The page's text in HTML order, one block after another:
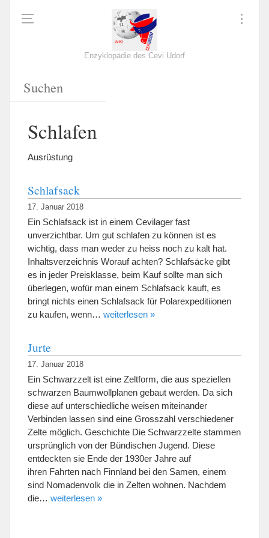
Enzyklopädie des Cevi Udorf
Schlafen
Ausrüstung
Schlafsack
17. Januar 2018
Ein Schlafsack ist in einem Cevilager fast
unverzichtbar. Um gut schlafen zu können ist es
wichtig, dass man weder zu heiss noch zu kalt hat.
Inhaltsverzeichnis Worauf achten? Schlafsäcke gibt
es in jeder Preisklasse, beim Kauf sollte man sich
überlegen, wofür man einem Schlafsack kauft, es
bringt nichts einen Schlafsack für Polarexpeditiionen
zu kaufen, wenn… weiterlesen »
Jurte
17. Januar 2018
Ein Schwarzzelt ist eine Zeltform, die aus speziellen
schwarzen Baumwollplanen gebaut werden. Da sich
diese auf unterschiedliche weisen miteinander
Verbinden lassen sind eine Grosszahl verschiedener
Zelte möglich. Geschichte Die Schwarzzelte stammen
ursprünglich von der Bündischen Jugend. Diese
entdeckten sie Ende der 1930er Jahre auf
ihren Fahrten nach Finnland bei den Samen, einem
sind Nomadenvolk die in Zelten wohnen. Nachdem
die… weiterlesen »